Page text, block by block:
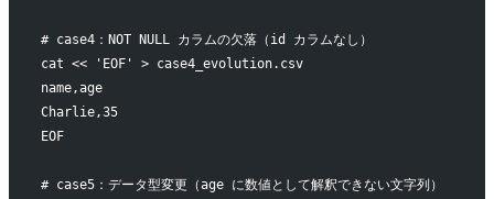
# case4：NOT NULL カラムの欠落（id カラムなし）
cat << 'EOF' > case4_evolution.csv
name,age
Charlie,35
EOF
# case5：データ型変更（age に数値として解釈できない文字列）